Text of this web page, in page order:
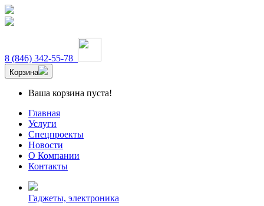
8 (846) 342-55-78
Корзина
Ваша корзина пуста!
Главная
Услуги
Спецпроекты
Новости
О Компании
Контакты
Гаджеты, электроника